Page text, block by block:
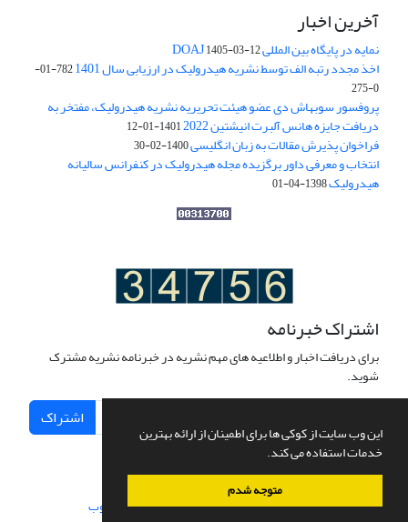
این وب سایت از کوکی ها برای اطمینان از ارائه بهترین
خدمات استفاده می کند.
متوجه شدم
آخرین اخبار
نمایه در پایگاه بین المللی DOAJ1405-03-12
اخذ مجدد رتبه الف توسط نشریه هیدرولیک در ارزیابی سال 1401
782-01-
0-275
پروفسور سوبهاش دی عضو هیئت تحریریه نشریه هیدرولیک، مفتخر به
دریافت جایزه هانس آلبرت انیشتین 2022 1401-01-12
فراخوان پذیرش مقالات به زبان انگلیسی1400-02-30
انتخاب و معرفی داور برگزیده مجله هیدرولیک در کنفرانس سالیانه
هیدرولیک1398-04-01
اشتراک خبرنامه
برای دریافت اخبار و اطلاعیه های مهم نشریه در خبرنامه نشریه مشترک
شوید.
اشتراک
سامانه مدیریت نشریات علمی.طراحی و پیاده سازی از سیناوب